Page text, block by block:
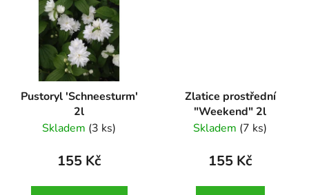
Pustoryl 'Schneesturm'
2l
Philadelphus
Skladem (3 ks)
155 Kč
Zlatice prostřední
"Weekend" 2l
Forsythia intermedia
Skladem (7 ks)
155 Kč